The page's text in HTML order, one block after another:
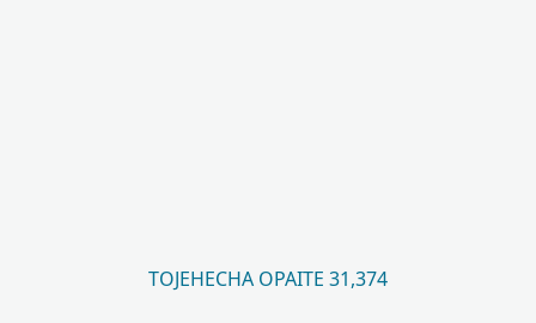
TOJEHECHA OPAITE 31,374